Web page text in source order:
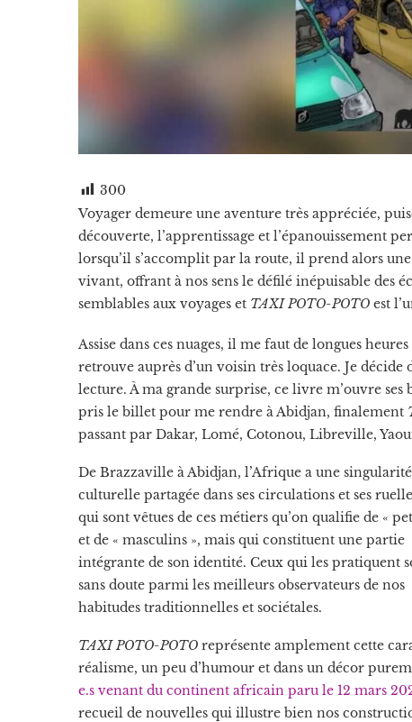
300
Voyager demeure une aventure très appréciée,
découverte, l’apprentissage et l’épanouissement
lorsqu’il s’accomplit par la route, il prend alors
vivant, offrant à nos sens le défilé inépuisable des
semblables aux voyages et TAXI POTO-POTO est
Assise dans ces nuages, il me faut de longues
retrouve auprès d’un voisin très loquace. Je
lecture. À ma grande surprise, ce livre m’ouvre
pris le billet pour me rendre à Abidjan, finalement
passant par Dakar, Lomé, Cotonou, Libreville,
De Brazzaville à Abidjan, l’Afrique a une singularité
culturelle partagée dans ses circulations et ses
qui sont vêtues de ces métiers qu’on qualifie de «
et de « masculins », mais qui constituent une partie
intégrante de son identité. Ceux qui les pratiquent
sans doute parmi les meilleurs observateurs de nos
habitudes traditionnelles et sociétales.
TAXI POTO-POTO représente amplement cette
réalisme, un peu d’humour et dans un décor
e.s venant du continent africain paru le 12 mars
recueil de nouvelles qui illustre bien nos